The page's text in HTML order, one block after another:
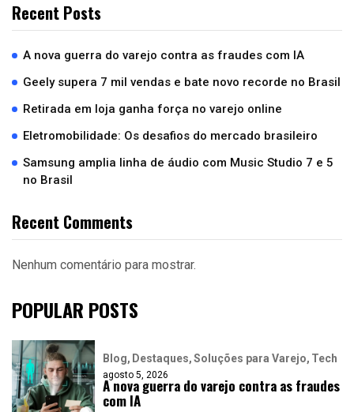
Recent Posts
A nova guerra do varejo contra as fraudes com IA
Geely supera 7 mil vendas e bate novo recorde no Brasil
Retirada em loja ganha força no varejo online
Eletromobilidade: Os desafios do mercado brasileiro
Samsung amplia linha de áudio com Music Studio 7 e 5
no Brasil
Recent Comments
Nenhum comentário para mostrar.
POPULAR POSTS
Blog Destaques Soluções para Varejo Tech
agosto 5, 2026
A nova guerra do varejo contra as fraudes
com IA